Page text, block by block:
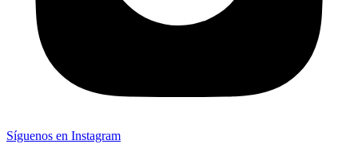
Síguenos en Instagram